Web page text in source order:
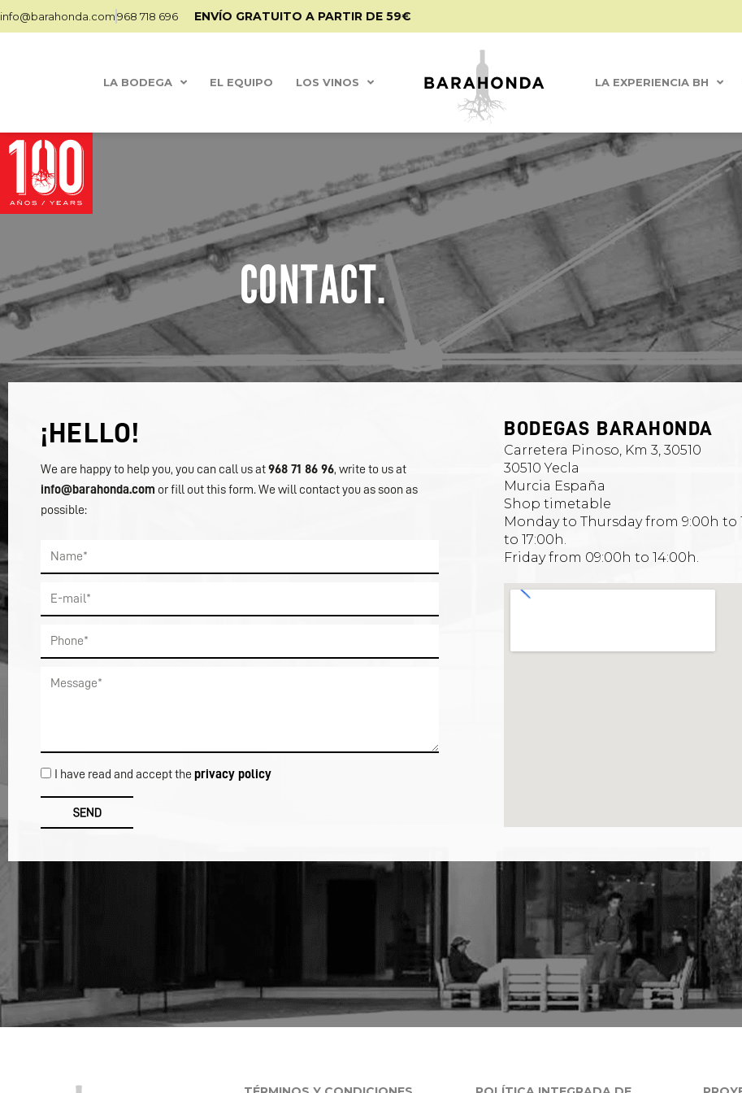
info@barahonda.com968 718 696 ENVÍO GRATUITO A PARTIR DE 59€
LA BODEGA EL EQUIPO LOS VINOS LA EXPERIENCIA BH
CONTACT.
¡HELLO!
We are happy to help you, you can call us at968 71 86 96, write to us at
info@barahonda.com or fill out this form. We will contact you as soon as
possible:
I have read and accept the privacy policy
SEND
BODEGAS BARAHONDA
Carretera Pinoso, Km 3, 30510
30510 Yecla
Murcia España
Shop timetable
Monday to Thursday from 9:00h to
to 17:00h.
Friday from 09:00h to 14:00h.